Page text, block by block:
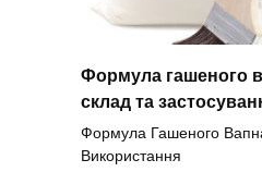
Формула гашеного
склад та
Формула Гашеного
Використання